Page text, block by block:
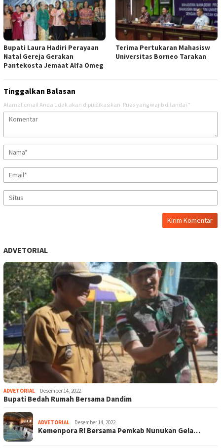
Bupati Laura Hadiri Perayaan
Natal Gereja Gerakan
Pantekosta Jemaat Alfa Omeg
Terima Pertukaran Mahasisw
Universitas Borneo Tarakan
Tinggalkan Balasan
Alamat email Anda tidak akan dipublikasikan. Ruas yang wajib ditandai *
ADVETORIAL
ADVETORIAL Desember 14, 2022
Bupati Bedah Rumah Bersama Dandim
ADVETORIAL Desember 14, 2022
Kemenpora RI Bersama Pemkab Nunukan Gela…